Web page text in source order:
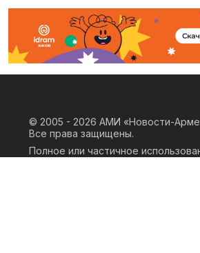
© 2005 - 2026 АМИ «Новости-
Все права защищены.
Полное или частичное